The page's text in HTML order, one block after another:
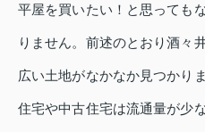
平屋を買いたい！と思っても
りません。前述のとおり酒々
広い土地がなかなか見つかり
住宅や中古住宅は流通量が少